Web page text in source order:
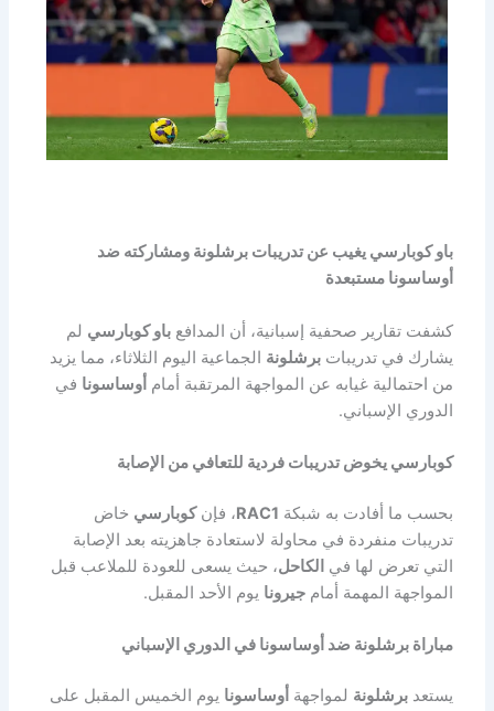
باو كوبارسي يغيب عن تدريبات برشلونة ومشاركته ضد
أوساسونا مستبعدة
كشفت تقارير صحفية إسبانية، أن المدافعباو كوبارسي لم
يشارك في تدريباتبرشلونة الجماعية اليوم الثلاثاء، مما يزيد
من احتمالية غيابه عن المواجهة المرتقبة أمام أوساسونا في
الدوري الإسباني.
كوبارسي يخوض تدريبات فردية للتعافي من الإصابة
بحسب ما أفادت به شبكة RAC1، فإنكوبارسي خاض
تدريبات منفردة في محاولة لاستعادة جاهزيته بعد الإصابة
التي تعرض لها في الكاحل، حيث يسعى للعودة للملاعب قبل
المواجهة المهمة أمامجيرونا يوم الأحد المقبل.
مباراة برشلونة ضد أوساسونا في الدوري الإسباني
يستعدبرشلونة لمواجهة أوساسونا يوم الخميس المقبل على